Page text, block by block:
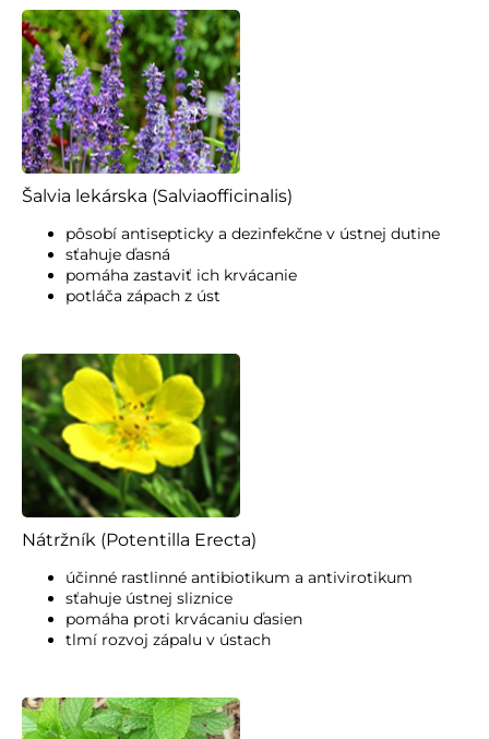
Šalvia lekárska (Salviaofficinalis)
pôsobí antisepticky a dezinfekčne v ústnej dutine
sťahuje ďasná
pomáha zastaviť ich krvácanie
potláča zápach z úst
Nátržník (Potentilla Erecta)
účinné rastlinné antibiotikum a antivirotikum
sťahuje ústnej sliznice
pomáha proti krvácaniu ďasien
tlmí rozvoj zápalu v ústach